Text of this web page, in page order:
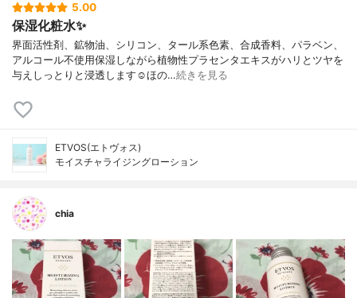
5.00
保湿化粧水✨
界面活性剤、鉱物油、シリコン、タール系色素、合成香料、パラベン、
アルコール不使用保湿しながら植物性プラセンタエキスがハリとツヤを
与えしっとりと浸透します☺︎ほの…続きを見る
ETVOS(エトヴォス)
モイスチャライジングローション
chia